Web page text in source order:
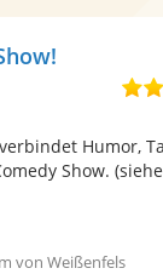
Humor,
Show.
von Weißenfels